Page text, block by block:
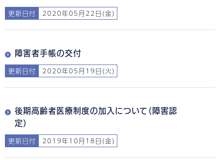
更新日付 2020年05月22日(金)
障害者手帳の交付
更新日付 2020年05月19日(火)
後期高齢者医療制度の加入について（障害認
定）
更新日付 2019年10月18日(金)